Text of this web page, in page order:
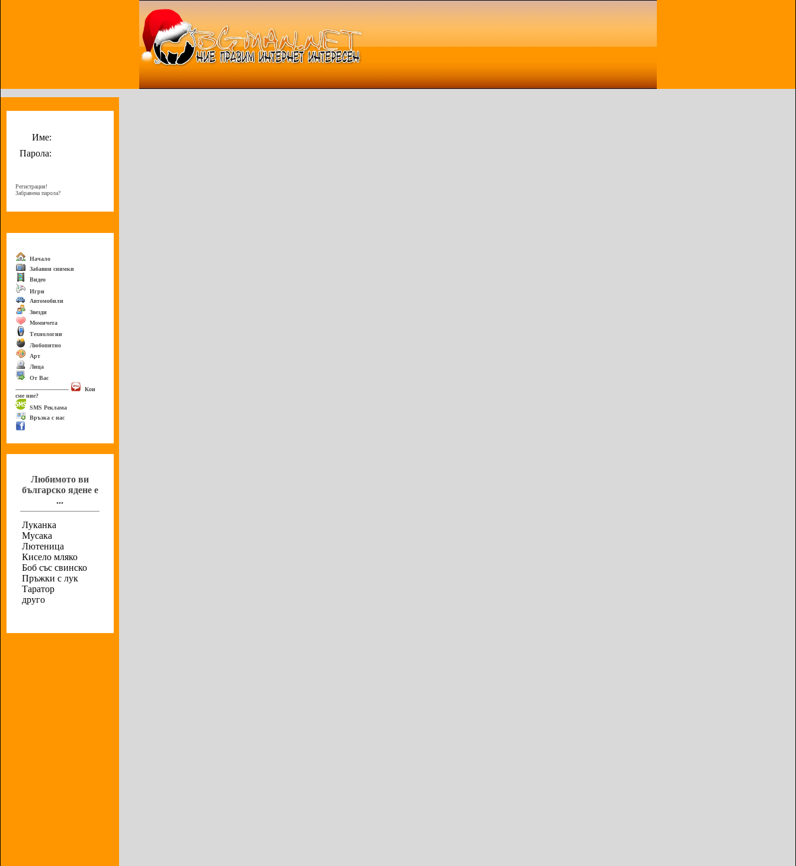
Име:
Парола:
Регистрация!
Забравена парола?
Начало
Забавни снимки
Видео
Игри
Автомобили
Звезди
Момичета
Технологии
Любопитно
Арт
Лица
От Вас
------------------------------
Кои
сме ние?
SMS Реклама
Връзка с нас
Любимото ви
българско ядене е
...
Луканка
Мусака
Лютеница
Кисело мляко
Боб със свинско
Пръжки с лук
Таратор
друго